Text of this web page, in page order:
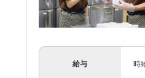
給与 時